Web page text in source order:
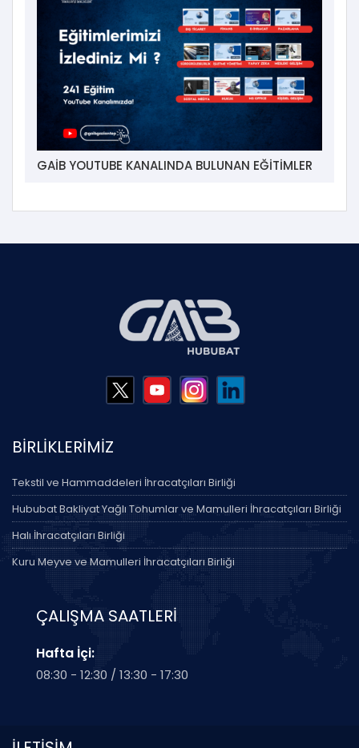
GAİB YOUTUBE KANALINDA BULUNAN EĞİTİMLER
BİRLİKLERİMİZ
Tekstil ve Hammaddeleri İhracatçıları Birliği
Hububat Bakliyat Yağlı Tohumlar ve Mamulleri İhracatçıları Birliği
Halı İhracatçıları Birliği
Kuru Meyve ve Mamulleri İhracatçıları Birliği
ÇALIŞMA SAATLERİ
Hafta İçi:
08:30 - 12:30 / 13:30 - 17:30